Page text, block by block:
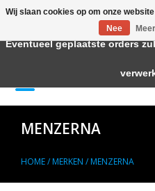
Autolak in Spuitbus
Lakstiften
MENZERNA
HOME/MERKEN /MENZERNA
Wij slaan cookies op om onze
Nee
← Keer terug naar de
Eventueel geplaatste orders